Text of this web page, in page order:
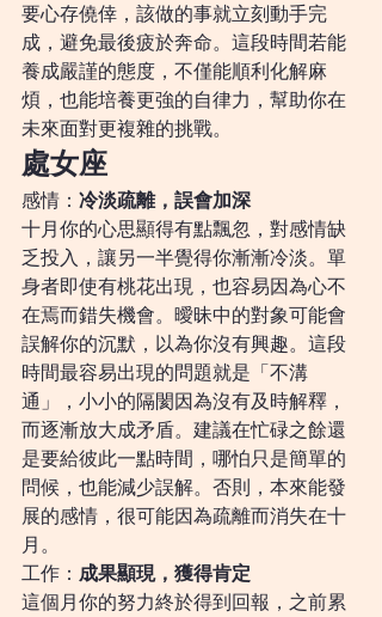
要心存僥倖，該做的事就立刻動手完
成，避免最後疲於奔命。這段時間若能
養成嚴謹的態度，不僅能順利化解麻
煩，也能培養更強的自律力，幫助你在
未來面對更複雜的挑戰。
處女座
感情： 冷淡疏離，誤會加深
十月你的心思顯得有點飄忽，對感情缺
乏投入，讓另一半覺得你漸漸冷淡。單
身者即使有桃花出現，也容易因為心不
在焉而錯失機會。曖昧中的對象可能會
誤解你的沉默，以為你沒有興趣。這段
時間最容易出現的問題就是「不溝
通」，小小的隔閡因為沒有及時解釋，
而逐漸放大成矛盾。建議在忙碌之餘還
是要給彼此一點時間，哪怕只是簡單的
問候，也能減少誤解。否則，本來能發
展的感情，很可能因為疏離而消失在十
月。
工作： 成果顯現，獲得肯定
這個月你的努力終於得到回報，之前累